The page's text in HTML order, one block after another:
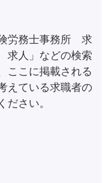
労務士事務所 求
人」などの検索
ここに掲載される
えている求職者の
ださい。